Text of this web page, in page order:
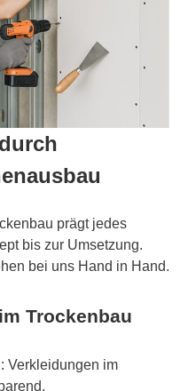
prägt jedes
bis zur Umsetzung.
bei uns Hand in Hand.
Trockenbau
Verkleidungen im